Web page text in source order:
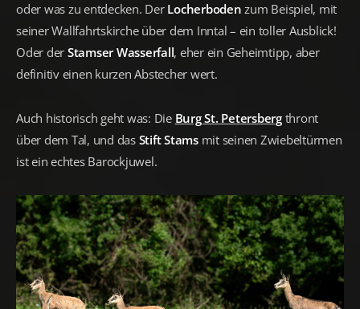
oder was zu entdecken. Der Locherboden zum Beispiel, mit
seiner Wallfahrtskirche über dem Inntal – ein toller Ausblick!
Oder der Stamser Wasserfall, eher ein Geheimtipp, aber
definitiv einen kurzen Abstecher wert.
Auch historisch geht was: Die Burg St. Petersbergthront
über dem Tal, und das Stift Stamsmit seinen Zwiebeltürmen
ist ein echtes Barockjuwel.